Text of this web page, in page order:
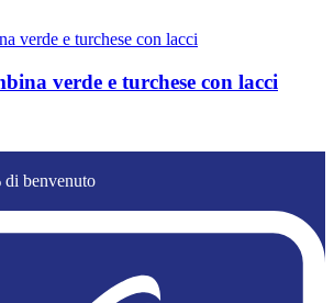
verde e turchese con lacci
di benvenuto